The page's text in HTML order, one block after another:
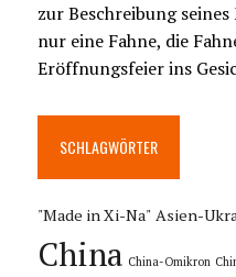
zur Beschreibung seines
nur eine Fahne, die
Eröffnungsfeier ins
SCHLAGWÖRTER
"Made in Xi-Na" Asien-
China China-Omikron